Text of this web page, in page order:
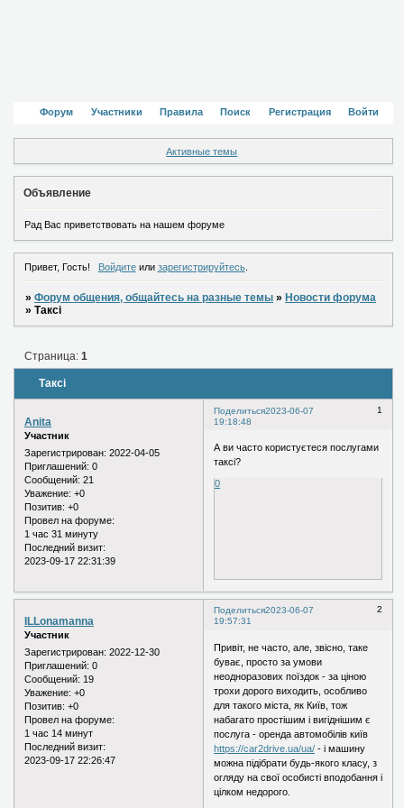
Форум Участники Правила Поиск Регистрация Войти
Активные темы
Объявление
Рад Вас приветствовать на нашем форуме
Привет, Гость! Войдитеили зарегистрируйтесь.
»Форум общения, общайтесь на разные темы »Новости форума
»Таксі
Таксі
Страница:1
Поделиться 1
2023-06-07
19:18:48
Anita
Участник
Зарегистрирован: 2022-04-05
Приглашений: 0
Сообщений: 21
Уважение: +0
Позитив: +0
Провел на форуме:
1 час 31 минуту
Последний визит:
2023-09-17 22:31:39
А ви часто користуєтеся послугами
таксі?
0
Поделиться 2
2023-06-07
19:57:31
ILLonamanna
Участник
Зарегистрирован: 2022-12-30
Приглашений: 0
Сообщений: 19
Уважение: +0
Позитив: +0
Провел на форуме:
1 час 14 минут
Последний визит:
2023-09-17 22:26:47
Привіт, не часто, але, звісно, таке
буває, просто за умови
неодноразових поїздок - за ціною
трохи дорого виходить, особливо
для такого міста, як Київ, тож
набагато простішим і вигіднішим є
послуга - оренда автомобілів київ
https://car2drive.ua/ua/ - і машину
можна підібрати будь-якого класу, з
огляду на свої особисті вподобання і
цілком недорого.